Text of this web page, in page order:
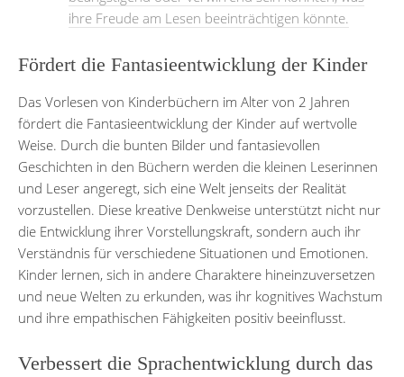
ihre Freude am Lesen beeinträchtigen könnte.
Fördert die Fantasieentwicklung der Kinder
Das Vorlesen von Kinderbüchern im Alter von 2 Jahren
fördert die Fantasieentwicklung der Kinder auf wertvolle
Weise. Durch die bunten Bilder und fantasievollen
Geschichten in den Büchern werden die kleinen Leserinnen
und Leser angeregt, sich eine Welt jenseits der Realität
vorzustellen. Diese kreative Denkweise unterstützt nicht nur
die Entwicklung ihrer Vorstellungskraft, sondern auch ihr
Verständnis für verschiedene Situationen und Emotionen.
Kinder lernen, sich in andere Charaktere hineinzuversetzen
und neue Welten zu erkunden, was ihr kognitives Wachstum
und ihre empathischen Fähigkeiten positiv beeinflusst.
Verbessert die Sprachentwicklung durch das